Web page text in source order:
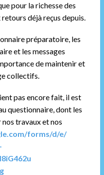
pour la richesse des
déjà reçus depuis.
préparatoire, les
et les messages
de maintenir et
collectifs.
pas encore fait, il est
questionnaire, dont les
travaux et nos
forms/d/e/